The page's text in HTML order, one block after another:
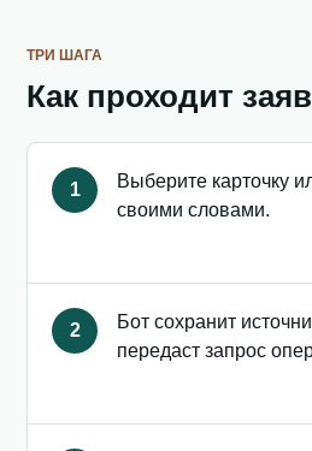
ТРИ ШАГА
Как проходит
1
Выберите карточку
своими словами.
2
Бот сохранит
передаст запрос